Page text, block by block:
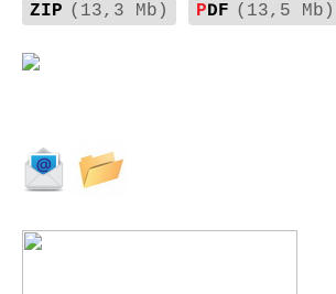
ZIP (13,3 Mb) PDF (13,5 Mb)